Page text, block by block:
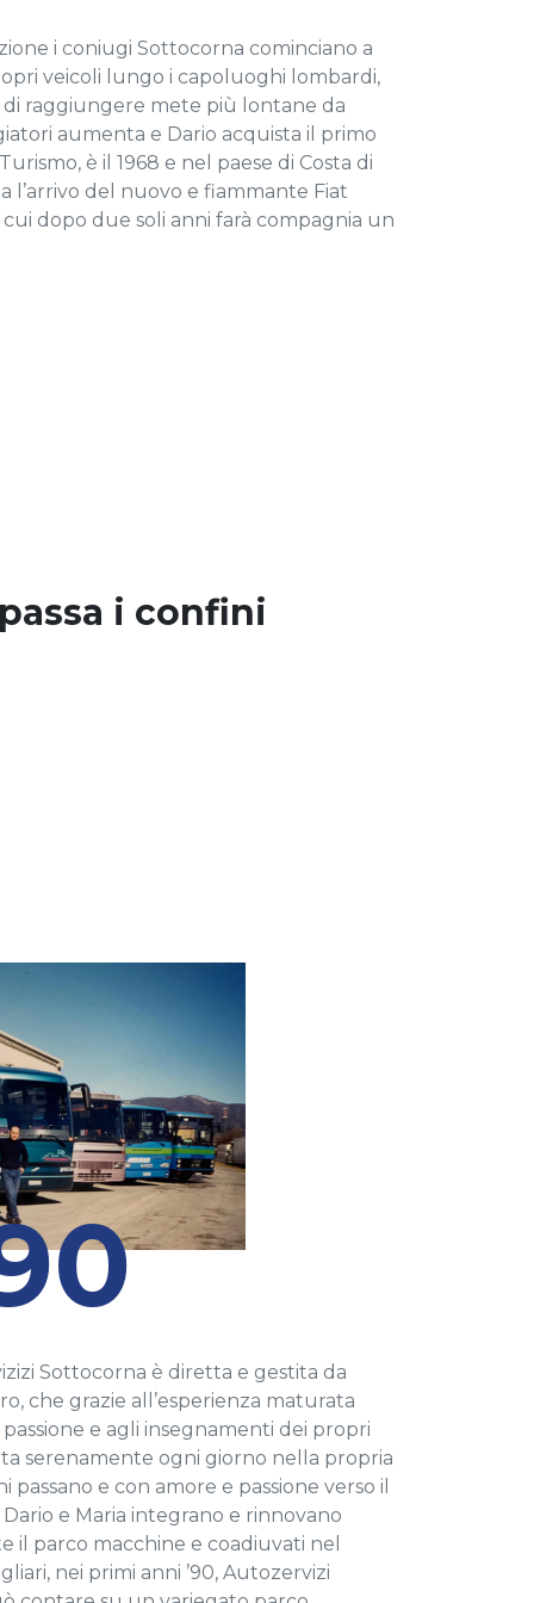
i coniugi Sottocorna cominciano a
veicoli lungo i capoluoghi lombardi,
di raggiungere mete più lontane da
aumenta e Dario acquista il primo
è il 1968 e nel paese di Costa di
l’arrivo del nuovo e fiammante Fiat
dopo due soli anni farà compagnia un
i confini
Sottocorna è diretta e gestita da
che grazie all’esperienza maturata
e agli insegnamenti dei propri
serenamente ogni giorno nella propria
passano e con amore e passione verso il
e Maria integrano e rinnovano
il parco macchine e coadiuvati nel
nei primi anni ’90, Autozervizi